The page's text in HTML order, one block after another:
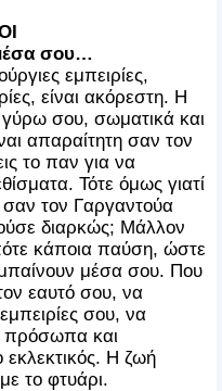
σου…
εμπειρίες,
είναι ακόρεστη. Η
σου, σωματικά και
απαραίτητη σαν τον
το παν για να
Τότε όμως γιατί
σαν τον Γαργαντούα
διαρκώς; Μάλλον
κάποια παύση, ώστε
μέσα σου. Που
εαυτό σου, να
σου, να
πρόσωπα και
εκλεκτικός. Η ζωή
το φτυάρι.